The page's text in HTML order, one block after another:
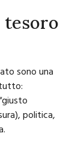
tesoro
sono una
politica,